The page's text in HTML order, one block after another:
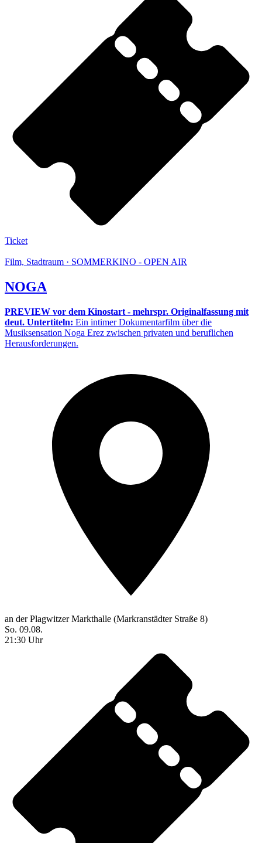
Ticket
Film, Stadtraum · SOMMERKINO - OPEN AIR
NOGA
PREVIEW vor dem Kinostart - mehrspr. Originalfassung mit
deut. Untertiteln: Ein intimer Dokumentarfilm über die
Musiksensation Noga Erez zwischen privaten und beruflichen
Herausforderungen.
an der Plagwitzer Markthalle (Markranstädter Straße 8)
So. 09.08.
21:30 Uhr